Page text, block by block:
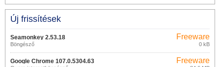
Új frissítések
Seamonkey 2.53.18
Böngésző
Freeware
0 kB
Google Chrome 107.0.5304.63 Freeware